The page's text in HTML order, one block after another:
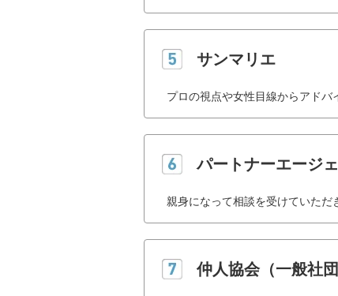
サンマリエ
プロの視点や女性目線からアドバ
パートナーエージ
親身になって相談を受けていただ
仲人協会（一般社